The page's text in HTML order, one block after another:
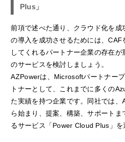
Plus」
前項で述べた通り、クラウド化を
の導入を成功させるためには、
してくれるパートナー企業の存在
のサービスを検討しましょう。
AZPowerは、Microsoftパートナー
トナーとして、これまでに多くの
た実績を持つ企業です。同社では
ら始まり、提案、構築、サポート
るサービス「Power Cloud Plus」を